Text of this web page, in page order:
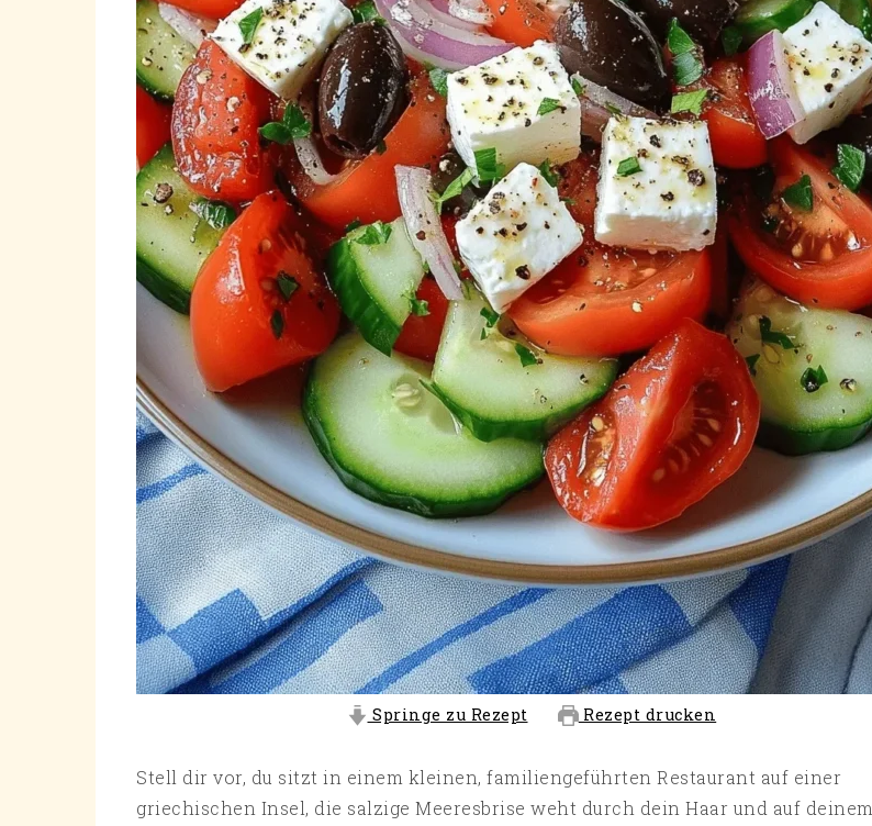
Springe zu Rezept Rezept drucken
Stell dir vor, du sitzt in einem kleinen, familiengeführten Restaurant auf einer
griechischen Insel, die salzige Meeresbrise weht durch dein Haar und auf deinem